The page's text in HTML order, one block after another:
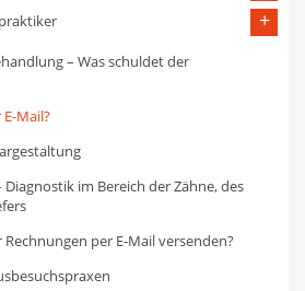
– Was schuldet der
Mail?
im Bereich der Zähne, des
per E-Mail versenden?